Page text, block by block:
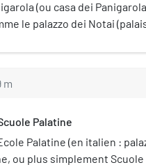
(ou casa dei
le palazzo dei Notai
Elle occupe le côté sud-
m
Palatine
Palatine (en italien :
ou plus simplement Scuole